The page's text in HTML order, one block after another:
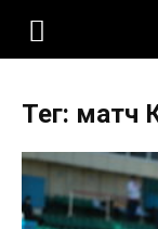
KLOOP.KG
Новости
Тег: матч